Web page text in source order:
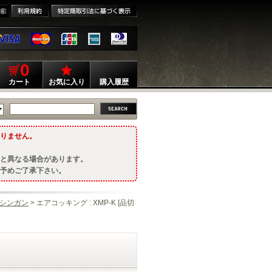
0
カート お気に入り 購入履歴
ません。
異なる場合があります。
めご了承下さい。
ンガン > エアコッキング : XMP-K [品切